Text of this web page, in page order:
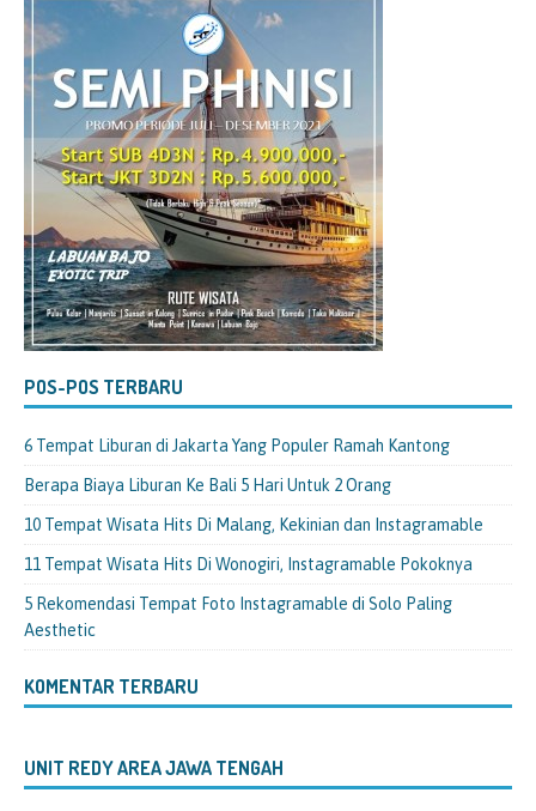
POS-POS TERBARU
6 Tempat Liburan di Jakarta Yang Populer Ramah Kantong
Berapa Biaya Liburan Ke Bali 5 Hari Untuk 2 Orang
10 Tempat Wisata Hits Di Malang, Kekinian dan Instagramable
11 Tempat Wisata Hits Di Wonogiri, Instagramable Pokoknya
5 Rekomendasi Tempat Foto Instagramable di Solo Paling
Aesthetic
KOMENTAR TERBARU
UNIT REDY AREA JAWA TENGAH